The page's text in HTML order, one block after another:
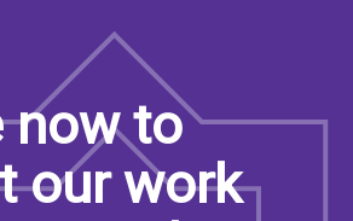
now to
our work